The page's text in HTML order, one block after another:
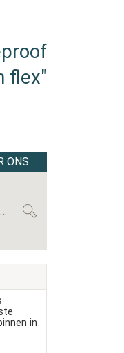
flex"
ONS
in